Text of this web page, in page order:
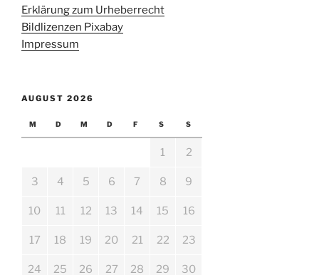
Erklärung zum Urheberrecht
Bildlizenzen Pixabay
Impressum
AUGUST 2026
M D M D F S S
1 2
3 4 5 6 7 8 9
10 11 12 13 14 15 16
17 18 19 20 21 22 23
24 25 26 27 28 29 30